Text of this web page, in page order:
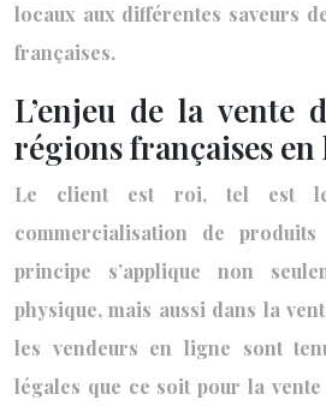
locaux aux différentes saveurs
françaises.
L’enjeu de la vente
régions françaises
Le client est roi, tel est
commercialisation de
principe s’applique non
physique, mais aussi dans la
les vendeurs en ligne sont
légales que ce soit pour la